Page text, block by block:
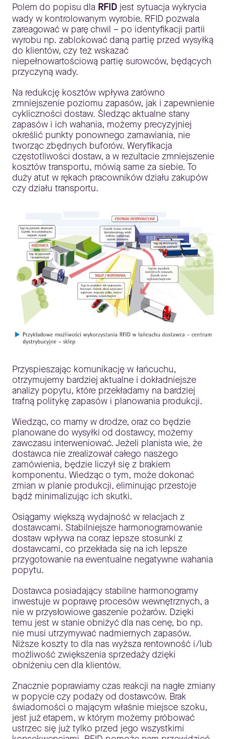
Polem do popisu dla RFID jest sytuacja wykrycia
wady w kontrolowanym wyrobie. RFID pozwala
zareagować w parę chwil – po identyfikacji partii
wyrobu np. zablokować daną partię przed wysyłką
do klientów, czy też wskazać
niepełnowartościową partię surowców, będących
przyczyną wady.
Na redukcję kosztów wpływa zarówno
zmniejszenie poziomu zapasów, jak i zapewnienie
cykliczności dostaw. Śledząc aktualne stany
zapasów i ich wahania, możemy precyzyjniej
określić punkty ponownego zamawiania, nie
tworząc zbędnych buforów. Weryfikacja
częstotliwości dostaw, a w rezultacie zmniejszenie
kosztów transportu, mówią same za siebie. To
duży atut w rękach pracowników działu zakupów
czy działu transportu.
Przyspieszając komunikację w łańcuchu,
otrzymujemy bardziej aktualne i dokładniejsze
analizy popytu, które przekładamy na bardziej
trafną politykę zapasów i planowania produkcji.
Wiedząc, co mamy w drodze, oraz co będzie
planowane do wysyłki od dostawcy, możemy
zawczasu interweniować. Jeżeli planista wie, że
dostawca nie zrealizował całego naszego
zamówienia, będzie liczył się z brakiem
komponentu. Wiedząc o tym, może dokonać
zmian w planie produkcji, eliminując przestoje
bądź minimalizując ich skutki.
Osiągamy większą wydajność w relacjach z
dostawcami. Stabilniejsze harmonogramowanie
dostaw wpływa na coraz lepsze stosunki z
dostawcami, co przekłada się na ich lepsze
przygotowanie na ewentualne negatywne wahania
popytu.
Dostawca posiadający stabilne harmonogramy
inwestuje w poprawę procesów wewnętrznych, a
nie w przysłowiowe gaszenie pożarów. Dzięki
temu jest w stanie obniżyć dla nas cenę, bo np.
nie musi utrzymywać nadmiernych zapasów.
Niższe koszty to dla nas wyższa rentowność i/lub
możliwość zwiększenia sprzedaży dzięki
obniżeniu cen dla klientów.
Znacznie poprawiamy czas reakcji na nagłe zmiany
w popycie czy podaży od dostawców. Brak
świadomości o mającym właśnie miejsce szoku,
jest już etapem, w którym możemy próbować
ustrzec się już tylko przed jego wszystkimi